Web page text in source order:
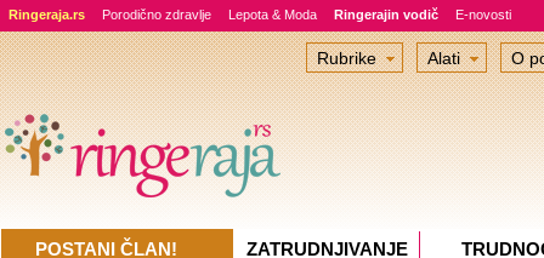
Ringeraja.rs Porodično zdravlje Lepota & Moda Ringerajin vodič E-novosti
Rubrike Alati O
POSTANI ČLAN! ZATRUDNJIVANJE